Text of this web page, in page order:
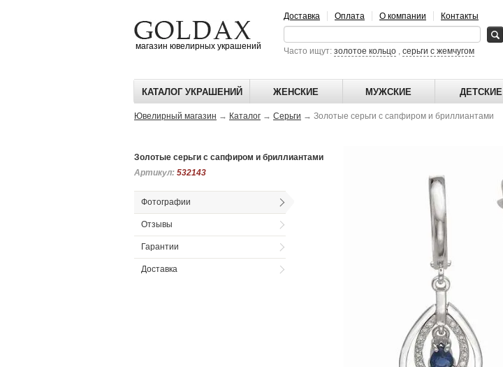
магазин ювелирных украшений
Доставка Оплата О компании Контакты
Часто ищут: золотое кольцо , серьги с жемчугом
КАТАЛОГ УКРАШЕНИЙ ЖЕНСКИЕ МУЖСКИЕ ДЕТСКИЕ
Ювелирный магазин → Каталог → Серьги → Золотые серьги с сапфиром и бриллиантами
Золотые серьги с сапфиром и бриллиантами
Артикул: 532143
Артикул: 532143
Фотографии
Отзывы
Гарантии
Доставка